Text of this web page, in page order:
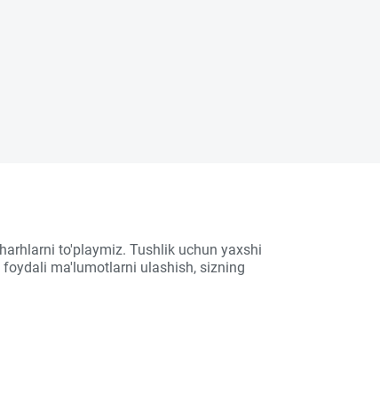
to'playmiz. Tushlik uchun yaxshi
ma'lumotlarni ulashish, sizning